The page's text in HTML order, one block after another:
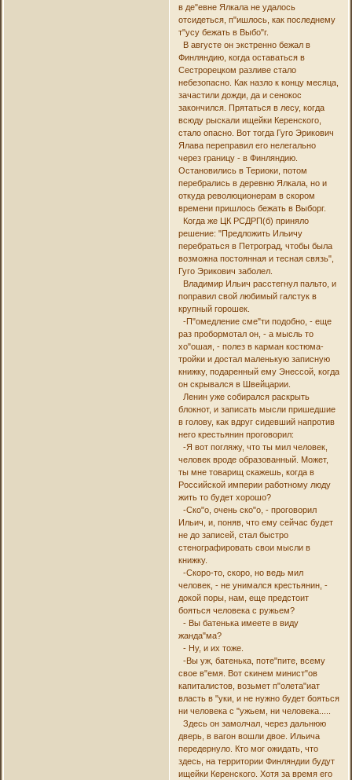
в де"евне Ялкала не удалось
отсидеться, п"ишлось, как последнему
т"усу бежать в Выбо"г.
В августе он экстренно бежал в
Финляндию, когда оставаться в
Сестрорецком разливе стало
небезопасно. Как назло к концу месяца,
зачастили дожди, да и сенокос
закончился. Прятаться в лесу, когда
всюду рыскали ищейки Керенского,
стало опасно. Вот тогда Гуго Эрикович
Ялава переправил его нелегально
через границу - в Финляндию.
Остановились в Териоки, потом
перебрались в деревню Ялкала, но и
откуда революционерам в скором
времени пришлось бежать в Выборг.
Когда же ЦК РСДРП(б) приняло
решение: "Предложить Ильичу
перебраться в Петроград, чтобы была
возможна постоянная и тесная связь",
Гуго Эрикович заболел.
Владимир Ильич расстегнул пальто, и
поправил свой любимый галстук в
крупный горошек.
-П"омедление сме"ти подобно, - еще
раз пробормотал он, - а мысль то
хо"ошая, - полез в карман костюма-
тройки и достал маленькую записную
книжку, подаренный ему Энессой, когда
он скрывался в Швейцарии.
Ленин уже собирался раскрыть
блокнот, и записать мысли пришедшие
в голову, как вдруг сидевший напротив
него крестьянин проговорил:
-Я вот погляжу, что ты мил человек,
человек вроде образованный. Может,
ты мне товарищ скажешь, когда в
Российской империи работному люду
жить то будет хорошо?
-Ско"о, очень ско"о, - проговорил
Ильич, и, поняв, что ему сейчас будет
не до записей, стал быстро
стенографировать свои мысли в
книжку.
-Скоро-то, скоро, но ведь мил
человек, - не унимался крестьянин, -
докой поры, нам, еще предстоит
бояться человека с ружьем?
- Вы батенька имеете в виду
жанда"ма?
- Ну, и их тоже.
-Вы уж, батенька, поте"пите, всему
свое в"емя. Вот скинем минист"ов
капиталистов, возьмет п"олета"иат
власть в "уки, и не нужно будет бояться
ни человека с "ужьем, ни человека.....
Здесь он замолчал, через дальнюю
дверь, в вагон вошли двое. Ильича
передернуло. Кто мог ожидать, что
здесь, на территории Финляндии будут
ищейки Керенского. Хотя за время его